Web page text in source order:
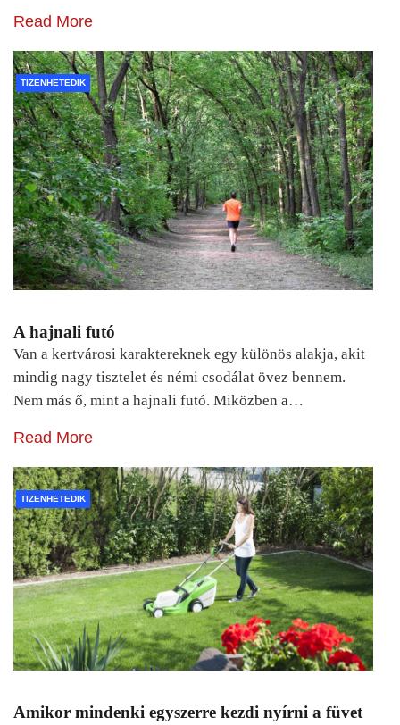
Read More
TIZENHETEDIK
A hajnali futó
Van a kertvárosi karaktereknek egy különös alakja, akit
mindig nagy tisztelet és némi csodálat övez bennem.
Nem más ő, mint a hajnali futó. Miközben a…
Read More
TIZENHETEDIK
Amikor mindenki egyszerre kezdi nyírni a füvet